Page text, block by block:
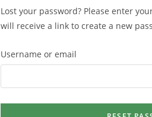
Lost your password? Please enter
will receive a link to create a new
Username or email